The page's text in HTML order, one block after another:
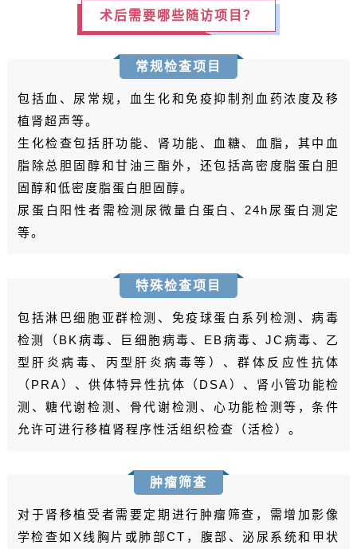
术后需要哪些随访项目？
常规检查项目
包括血、尿常规，血生化和免疫抑制剂血药浓度及移
植肾超声等。
生化检查包括肝功能、肾功能、血糖、血脂，其中血
脂除总胆固醇和甘油三酯外，还包括高密度脂蛋白胆
固醇和低密度脂蛋白胆固醇。
尿蛋白阳性者需检测尿微量白蛋白、24h尿蛋白测定
等。
特殊检查项目
包括淋巴细胞亚群检测、免疫球蛋白系列检测、病毒
检测（BK病毒、巨细胞病毒、EB病毒、JC病毒、乙
型肝炎病毒、丙型肝炎病毒等）、群体反应性抗体
（PRA）、供体特异性抗体（DSA）、肾小管功能检
测、糖代谢检测、骨代谢检测、心功能检测等，条件
允许可进行移植肾程序性活组织检查（活检）。
肿瘤筛查
对于肾移植受者需要定期进行肿瘤筛查，需增加影像
学检查如X线胸片或肺部CT，腹部、泌尿系统和甲状